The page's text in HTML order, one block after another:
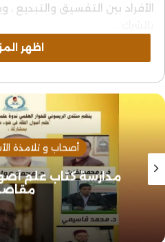
الأفراد بين التفسيق والتبديع
و أنا على يقين أنه لا
المسلمين قديما وحديثا،
كان ، سوى محاولة حشد كل طرف
واستظهار أدلة أخرى على غير
الى كونها استدلالات إجتهادية
تطمئن له النفس وتركن له
السليمة .
ويمكن إرجاء إختلاف العلماء
يبقى تحريرها يحتاج إلى تجرد
اظهر
أصحاب و تلامذة
مدارسة كتاب علم